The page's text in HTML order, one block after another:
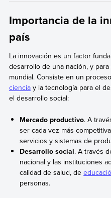
Importancia de la
país
La innovación es un factor
desarrollo de una nación, y
mundial. Consiste en un
cienciay la tecnología para el
el desarrollo social:
Mercado productivo. A
ser cada vez más
servicios y sistemas de
Desarrollo social. A través
nacional y las instituciones
calidad de salud, de
personas.